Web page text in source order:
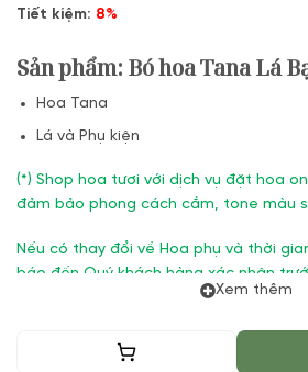
Tiết kiệm: 8%
Sản phẩm: Bó hoa Tana Lá
Hoa Tana
Lá và Phụ kiện
(*) Shop hoa tươi với dịch vụ đặt hoa
đảm bảo phong cách cắm, tone màu
Nếu có thay đổi về Hoa phụ và thời
báo đến Quý khách hàng xác nhận
Xem thêm
Thêm vào giỏ